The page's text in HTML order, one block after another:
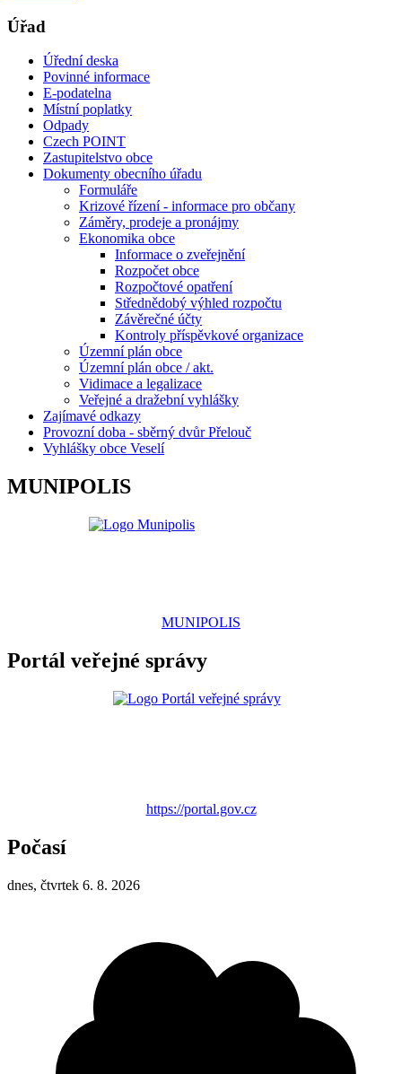
Úřad
Úřední deska
Povinné informace
E-podatelna
Místní poplatky
Odpady
Czech POINT
Zastupitelstvo obce
Dokumenty obecního úřadu
Formuláře
Krizové řízení - informace pro občany
Záměry, prodeje a pronájmy
Ekonomika obce
Informace o zveřejnění
Rozpočet obce
Rozpočtové opatření
Střednědobý výhled rozpočtu
Závěrečné účty
Kontroly příspěvkové organizace
Územní plán obce
Územní plán obce / akt.
Vidimace a legalizace
Veřejné a dražební vyhlášky
Zajímavé odkazy
Provozní doba - sběrný dvůr Přelouč
Vyhlášky obce Veselí
MUNIPOLIS
MUNIPOLIS
Portál veřejné správy
https://portal.gov.cz
Počasí
dnes, čtvrtek 6. 8. 2026